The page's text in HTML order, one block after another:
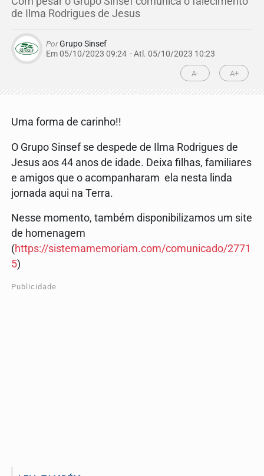
de Ilma Rodrigues de Jesus
PorGrupo Sinsef
Em 05/10/2023 09:24 - Atl. 05/10/2023 10:23
A- A+
Uma forma de carinho!!
O Grupo Sinsef se despede de Ilma Rodrigues de
Jesus aos 44 anos de idade. Deixa filhas, familiares
e amigos que o acompanharam ela nesta linda
jornada aqui na Terra.
Nesse momento, também disponibilizamos um site
de homenagem
(https://sistemamemoriam.com/comunicado/2771
5)
Publicidade